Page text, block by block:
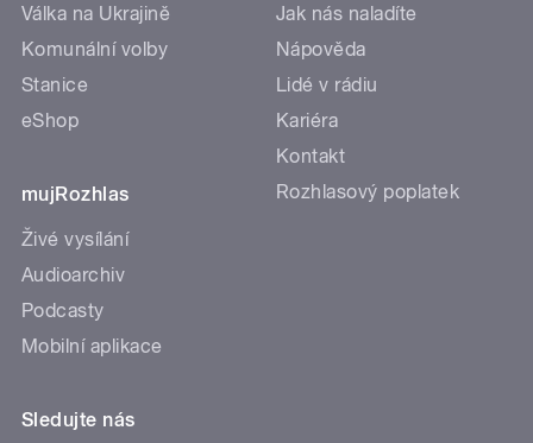
Válka na Ukrajině
Komunální volby
Stanice
eShop
mujRozhlas
Živé vysílání
Audioarchiv
Podcasty
Mobilní aplikace
Jak nás naladíte
Nápověda
Lidé v rádiu
Kariéra
Kontakt
Rozhlasový poplatek
Sledujte nás